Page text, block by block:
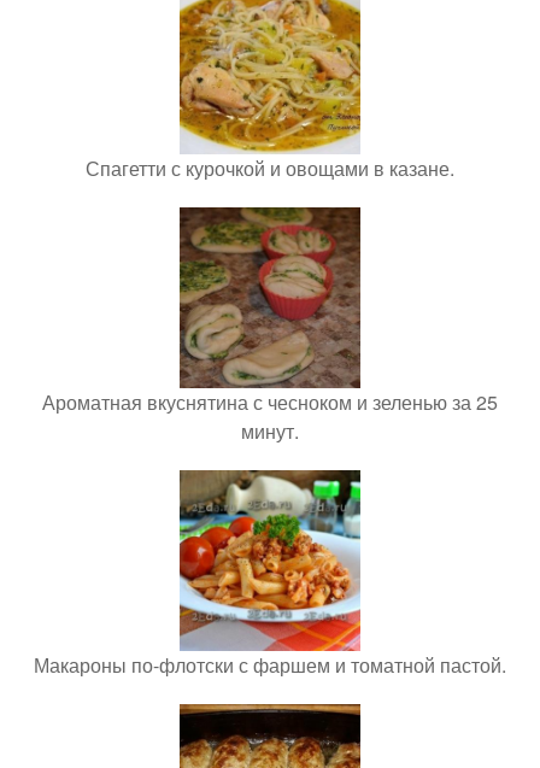
Спагетти с курочкой и овощами в казане.
Ароматная вкуснятина с чесноком и зеленью за 25
минут.
Макароны по-флотски с фаршем и томатной пастой.